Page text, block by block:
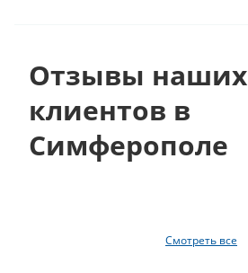
Отзывы наших
клиентов в
Симферополе
Смотреть все